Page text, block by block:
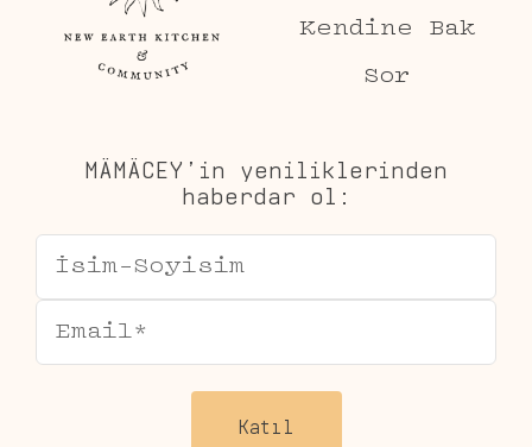
MÄMÄCEY’in yeniliklerinden
haberdar ol:
Kendine Bak
Sor